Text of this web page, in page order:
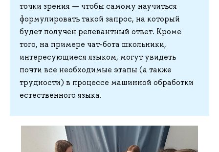
точки зрения — чтобы самому научиться
формулировать такой запрос, на который
будет получен релевантный ответ. Кроме
того, на примере чат-бота школьники,
интересующиеся языком, могут увидеть
почти все необходимые этапы (а также
трудности) в процессе машинной обработки
естественного языка.